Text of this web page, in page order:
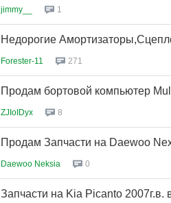
jimmy__ 1
Недорогие
Forester-11 271
Продам бортовой компьютер
ZJIoIDyx 8
Продам Запчасти на Daewoo
Daewoo Neksia 0
Запчасти на Kia Picanto 2007г.в.